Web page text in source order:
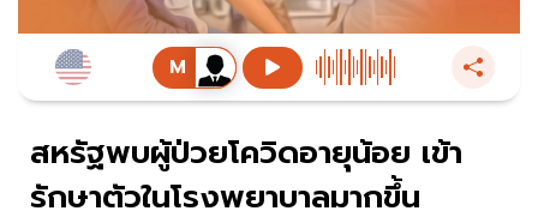
สหรัฐพบผู้ป่วยโควิดอายุน้อย เข้า
รักษาตัวในโรงพยาบาลมากขึ้น